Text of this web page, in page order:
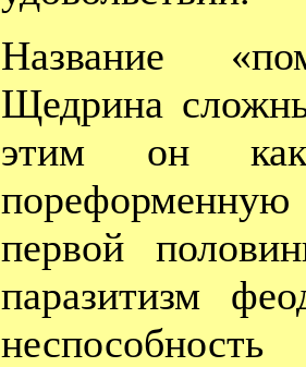
Название
Щедрина
этим он
первой
паразитизм